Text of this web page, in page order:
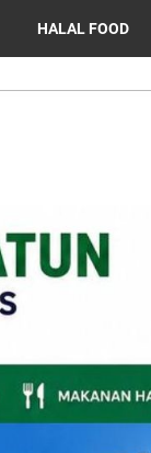
HALAL FOOD